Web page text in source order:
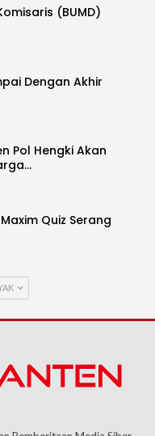
(BUMD)
Dengan Akhir
Pol Hengki Akan
Quiz Serang